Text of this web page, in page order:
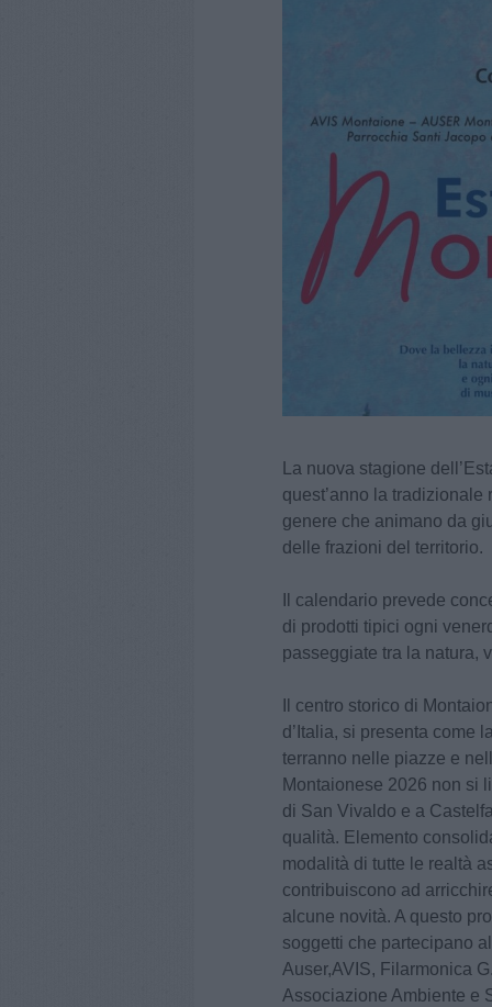
La nuova stagione
quest’anno la
genere che animano da
delle frazioni del territorio.
Il calendario prevede
di prodotti tipici ogni
passeggiate tra la natura,
Il centro storico di
d’Italia, si presenta come
terranno nelle piazze e
Montaionese 2026 non si
di San Vivaldo e a
qualità. Elemento
modalità di tutte le realtà
contribuiscono ad
alcune novità. A questo
soggetti che partecipano
Auser,AVIS, Filarmonica
Associazione Ambiente e